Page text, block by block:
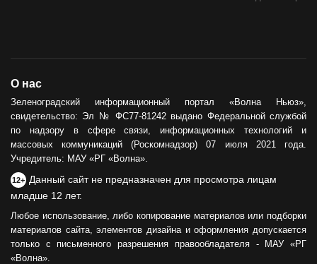
О нас
Зеленоградский информационный портал «Волна Ньюз»,
свидетельство: Эл № ФС77-81242 выдано Федеральной службой
по надзору в сфере связи, информационных технологий и
массовых коммуникаций (Роскомнадзор) 07 июля 2021 года.
Учредитель: МАУ «РГ «Волна».
12+ Данный сайт не предназначен для просмотра лицам
младше 12 лет.
Любое использование, либо копирование материалов или подборки
материалов сайта, элементов дизайна и оформления допускается
только с письменного разрешения правообладателя - МАУ «РГ
«Волна».